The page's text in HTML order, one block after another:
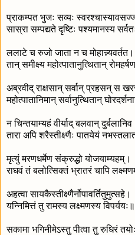
प्राकम्पत भुजः सव्यः
सास्रा सम्पद्यते दृष्टिः पश्यमानस्य
ललाटे च रुजो जाता न च मोहान्न्यवर्तत।
तान् समीक्ष्य महोत्पातानुत्थितान्
अब्रवीद् राक्षसान् सर्वान् प्रहसन् स
महोत्पातानिमान् सर्वानुत्थितान्
न चिन्तयाम्यहं वीर्याद् बलवान्
तारा अपि शरैस्तीक्ष्णैः पातयेयं
मृत्युं मरणधर्मेण संक्रुद्धो योजयाम्यहम्।
राघवं तं बलोत्सिक्तं भ्रातरं चापि
अहत्वा सायकैस्तीक्ष्णैर्नोपावर्तितुमुत्सहे।
यन्निमित्तं तु रामस्य लक्ष्मणस्य
सकामा भगिनीमेऽस्तु पीत्वा तु रुधिरं